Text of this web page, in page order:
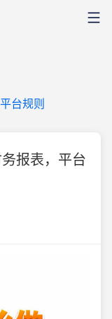
台规则
报表，平台